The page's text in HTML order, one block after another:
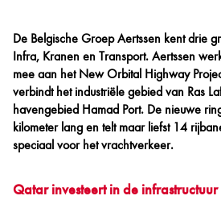
De Belgische Groep Aertssen kent drie
Infra, Kranen en Transport. Aertssen
mee aan het New Orbital Highway
verbindt het industriële gebied van Ras
havengebied Hamad Port. De nieuwe
kilometer lang en telt maar liefst 14
speciaal voor het vrachtverkeer.
Qatar investeert in de infrastructuur